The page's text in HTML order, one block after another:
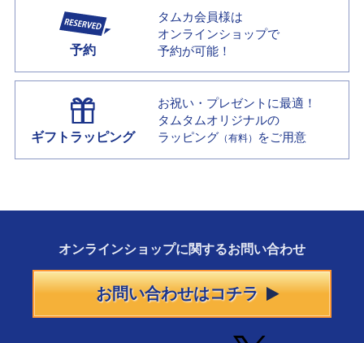
予約
タムカ会員様は
オンラインショップで
予約が可能！
ギフトラッピング
お祝い・プレゼントに最適！
タムタムオリジナルの
ラッピング （有料） をご用意
オンラインショップに関するお問い合わせ
お問い合わせはコチラ